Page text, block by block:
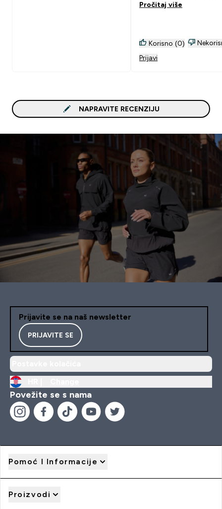
Pročitaj više
Korisno (0)
Prijavi
NAPRAVITE RECENZIJU
Prijavite se na naš newsletter
PRIJAVITE SE
Povežite se s nama
Pomoć I Informacije
Proizvodi